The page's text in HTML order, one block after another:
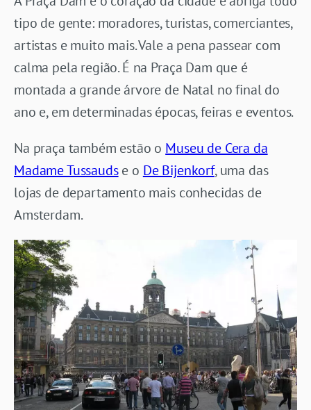
tipo de gente: moradores, turistas, comerciantes,
artistas e muito mais. Vale a pena passear com
calma pela região. É na Praça Dam que é
montada a grande árvore de Natal no final do
ano e, em determinadas épocas, feiras e eventos.
Na praça também estão o Museu de Cera da
Madame Tussaudse o De Bijenkorf, uma das
lojas de departamento mais conhecidas de
Amsterdam.